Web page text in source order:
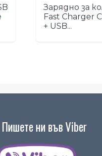
Зарядно за
Fast Charger
+ USB...
Пишете